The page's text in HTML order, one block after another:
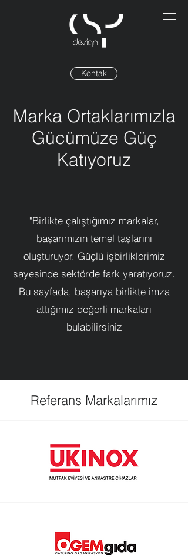
Kontak
Marka Ortaklarımızla
Gücümüze Güç
Katıyoruz
"Birlikte çalıştığımız markalar,
başarımızın temel taşlarını
oluşturuyor. Güçlü işbirliklerimiz
sayesinde sektörde fark yaratıyoruz.
Bu sayfada, başarıya birlikte imza
attığımız değerli markaları
bulabilirsiniz
Referans Markalarımız